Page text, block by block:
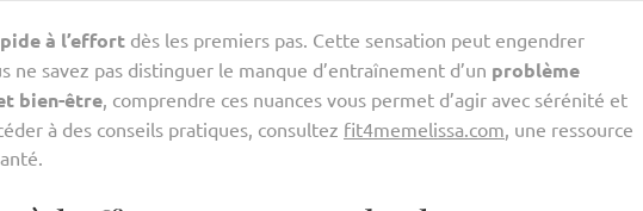
à l’effort dès les premiers pas. Cette sensation peut engendrer
savez pas distinguer le manque d’entraînement d’un problème
bien-être, comprendre ces nuances vous permet d’agir avec sérénité et
à des conseils pratiques, consultez fit4memelissa.com, une ressource